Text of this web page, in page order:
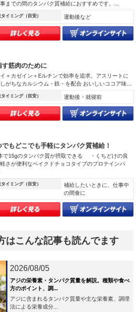
までの間のタンパク質補給におすすめです。...
イミング（目安） 運動後など
す筋肉のために
＋カゼイン＋Eルチンで効率を追求。アスリートに
がちなカルシウム・鉄・を配合 おいしいココア味...
イミング（目安） 運動後・就寝前
でもどこでも手軽にタンパク質補給！
で15gのタンパク質が摂取できる ・くちどけの良
さが便利なベイクドチョコタイプのプロテインバ
イミング（目安）
補給したいときに、仕事中
の間食に
はこんな記事も読んでます
2026/08/05
アジの栄養素・タンパク質量を解説。種類や食べ
方のポイント、調...
アジに含まれるタンパク質量や主な栄養素、調理
法による栄養成分...